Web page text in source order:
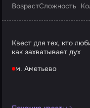
ВозрастСложность
Квест для тех, кто
как захватывает дух
м. Аметьево